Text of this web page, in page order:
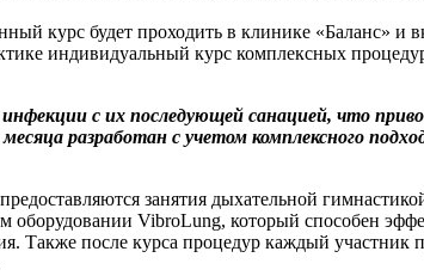
курс будет проходить в клинике «Баланс» и
индивидуальный курс комплексных
инфекции с их последующей санацией, что
разработан с учетом комплексного
занятия дыхательной
VibroLung, который способен
Также после курса процедур каждый участник